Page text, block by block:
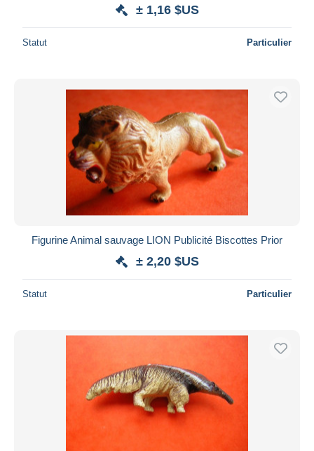
± 1,16 $US
Statut Particulier
Figurine Animal sauvage LION Publicité Biscottes Prior
± 2,20 $US
Statut Particulier